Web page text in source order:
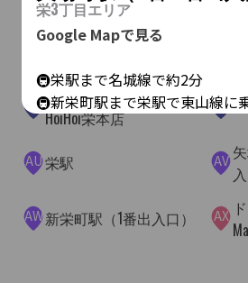
AO善左衛門咖喙 AP
AS パンケーキハウス
HoiHoi栄本店
AT
AU栄駅 AV
AW新栄町駅（1番出入口） AX
栄3丁目エリア
Google Mapで見る
🚇栄駅まで名城線で約2分
🚇新栄町駅まで栄駅で東山線に